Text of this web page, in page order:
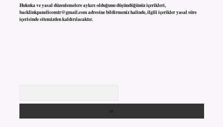
Hukuka ve yasal düzenlemelere aykırı olduğunu düşündüğünüz içerikleri,
backlinkpanelicomtr@gmail.comadresine bildirmeniz halinde, ilgili içerikler yasal süre
içerisinde sitemizden kaldırılacaktır.